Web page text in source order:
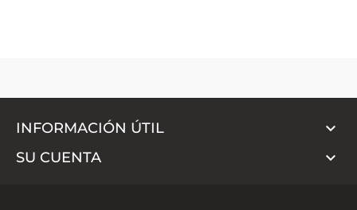
INFORMACIÓN ÚTIL 
SU CUENTA 